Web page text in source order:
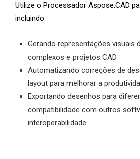
Utilize o Processador Aspose.CAD
incluindo:
Gerando representações visuais
complexos e projetos CAD
Automatizando correções de
layout para melhorar a
Exportando desenhos para
compatibilidade com outros
interoperabilidade